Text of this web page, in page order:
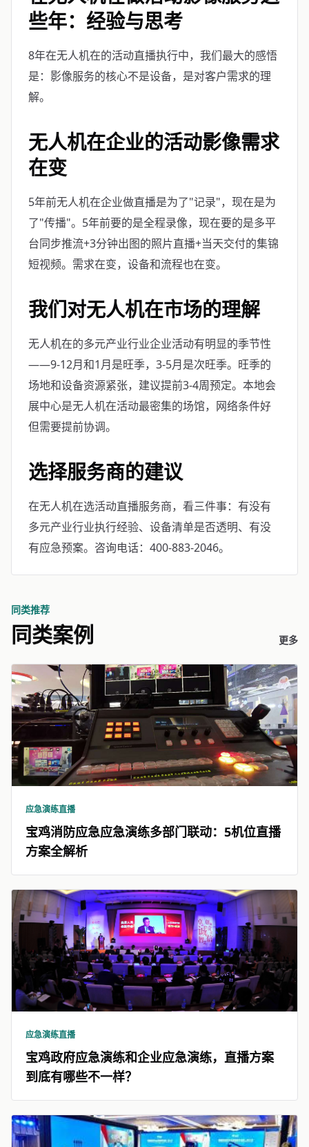
些年：经验与思考
8年在无人机在的活动直播执行中，我们最大的感悟
是：影像服务的核心不是设备，是对客户需求的理
解。
无人机在企业的活动影像需求
在变
5年前无人机在企业做直播是为了"记录"，现在是为
了"传播"。5年前要的是全程录像，现在要的是多平
台同步推流+3分钟出图的照片直播+当天交付的集锦
短视频。需求在变，设备和流程也在变。
我们对无人机在市场的理解
无人机在的多元产业行业企业活动有明显的季节性
——9-12月和1月是旺季，3-5月是次旺季。旺季的
场地和设备资源紧张，建议提前3-4周预定。本地会
展中心是无人机在活动最密集的场馆，网络条件好
但需要提前协调。
选择服务商的建议
在无人机在选活动直播服务商，看三件事：有没有
多元产业行业执行经验、设备清单是否透明、有没
有应急预案。咨询电话：400-883-2046。
同类推荐
同类案例 更多
应急演练直播
宝鸡消防应急应急演练多部门联动：5机位直播
方案全解析
应急演练直播
宝鸡政府应急演练和企业应急演练，直播方案
到底有哪些不一样？